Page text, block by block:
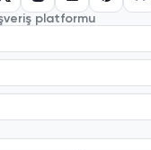
platformu